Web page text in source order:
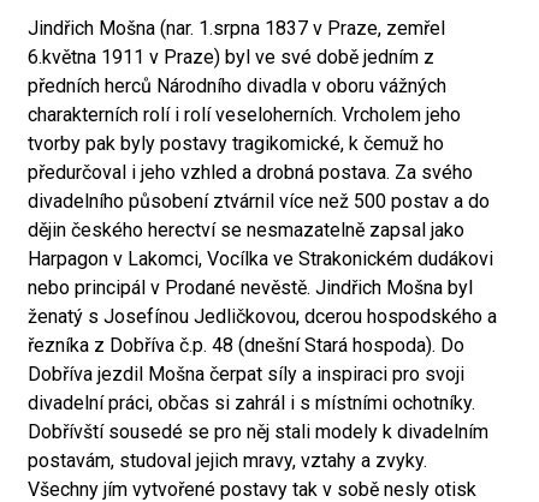
Jindřich Mošna (nar. 1.srpna 1837 v Praze, zemřel
6.května 1911 v Praze) byl ve své době jedním z
předních herců Národního divadla v oboru vážných
charakterních rolí i rolí veseloherních. Vrcholem jeho
tvorby pak byly postavy tragikomické, k čemuž ho
předurčoval i jeho vzhled a drobná postava. Za svého
divadelního působení ztvárnil více než 500 postav a do
dějin českého herectví se nesmazatelně zapsal jako
Harpagon v Lakomci, Vocílka ve Strakonickém dudákovi
nebo principál v Prodané nevěstě. Jindřich Mošna byl
ženatý s Josefínou Jedličkovou, dcerou hospodského a
řezníka z Dobříva č.p. 48 (dnešní Stará hospoda). Do
Dobříva jezdil Mošna čerpat síly a inspiraci pro svoji
divadelní práci, občas si zahrál i s místními ochotníky.
Dobřívští sousedé se pro něj stali modely k divadelním
postavám, studoval jejich mravy, vztahy a zvyky.
Všechny jím vytvořené postavy tak v sobě nesly otisk